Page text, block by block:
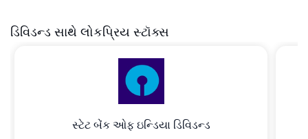
ડિવિડન્ડ સાથે લોકપ્રિય સ્ટૉક્સ
સ્ટેટ બેંક ઓફ ઇન્ડિયા ડિવિડન્ડ